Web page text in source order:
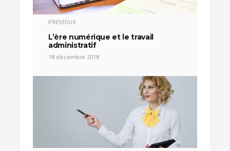
PREVIOUS
L’ère numérique et le travail
administratif
18 décembre 2018